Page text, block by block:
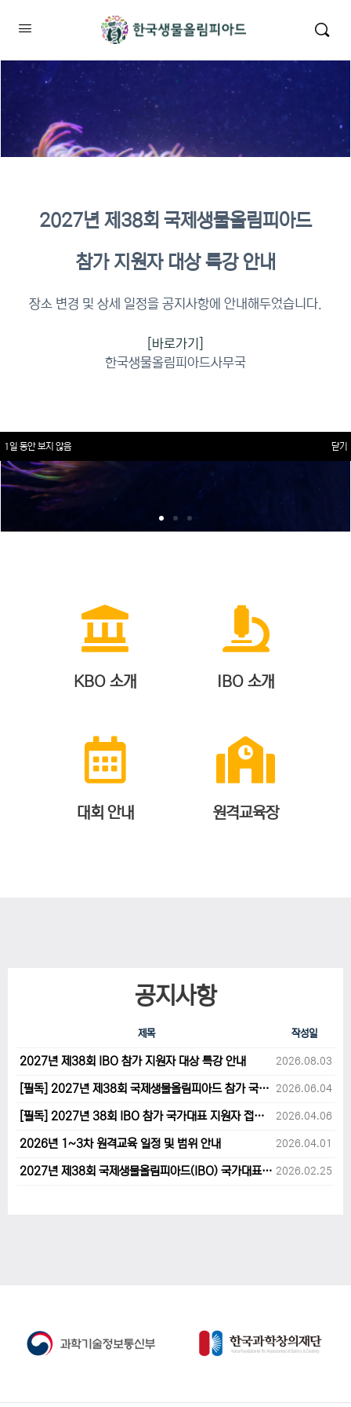
이수증명서 확인 바로가기
KBO 소개 IBO 소개
대회 안내 원격교육장
공지사항
제목 작성일
2027년 제38회 IBO 참가 지원자 대상 특강 안내 2026.08.03
[필독] 2027년 제38회 국제생물올림피아드 참가 국가대표 1차후보자 선발고사 범위 및 일정 안내 2026.06.04
[필독] 2027년 38회 IBO 참가 국가대표 지원자 접수 마감 및 원격교육 관련 공지사항 안내입니다. 2026.04.06
2026년 1~3차 원격교육 일정 및 범위 안내 2026.04.01
2027년 제38회 국제생물올림피아드(IBO) 국가대표 후보자 지원 안내 2026.02.25
2027년 제38회 국제생물올림피아드
참가 지원자 대상 특강 안내
장소 변경 및 상세 일정을 공지사항에 안내해두었습니다.
[바로가기]
한국생물올림피아드사무국
1일 동안 보지 않음 닫기